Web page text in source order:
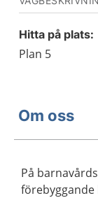
Hitta på plats:
Plan 5
Om oss
På